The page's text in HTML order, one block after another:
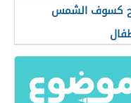
كسوف الشمس